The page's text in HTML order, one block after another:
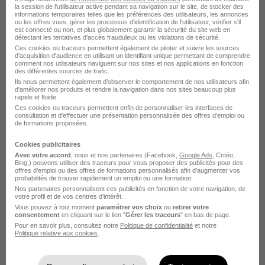
Les Entreprises qui recrutent
le plus de Responsable
traitement des eaux
Saur Europe Recrutement Responsable traitement des
eaux
Safran Recrutement Responsable traitement des eaux
Les entreprises qui recrutent
par métier dans le domaine
Environnement
Entreprises Chef d'équipe paysagiste
la session de l'utilisateur active pendant sa navigation sur le site, de stocker des
informations temporaires telles que les préférences des utilisateurs, les annonces
ou les offres vues, gérer les processus d'identification de l'utilisateur, vérifier s'il
est connecté ou non, et plus globalement garantir la sécurité du site web en
détectant les tentatives d'accès frauduleux ou les violations de sécurité.
Ces cookies ou traceurs permettent également de piloter et suivre les sources
d'acquisition d'audience en utilisant un identifiant unique permettant de comprendre
comment nos utilisateurs naviguent sur nos sites et nos applications en fonction
des différentes sources de trafic.
Ils nous permettent également d’observer le comportement de nos utilisateurs afin
d'améliorer nos produits et rendre la navigation dans nos sites beaucoup plus
rapide et fluide.
Ces cookies ou traceurs permettent enfin de personnaliser les interfaces de
consultation et d'effectuer une présentation personnalisée des offres d'emploi ou
de formations proposées.
Cookies publicitaires
Avec votre accord , nous et nos partenaires (Facebook, Google Ads , Critéo,
Bing,) pouvons utiliser des traceurs pour vous proposer des publicités pour des
offres d’emploi ou des offres de formations personnalisés afin d’augmenter vos
probabilités de trouver rapidement un emploi ou une formation.
Nos partenaires personnalisent ces publicités en fonction de votre navigation, de
votre profil et de vos centres d’intérêt.
Vous pouvez à tout moment paramétrer vos choix ou retirer votre
consentement en cliquant sur le lien "Gérer les traceurs" en bas de page.
Pour en savoir plus, consultez notre Politique de confidentialité et notre
Politique relative aux cookies